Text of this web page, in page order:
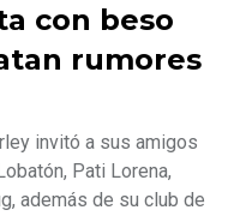
con beso
rumores
invitó a sus amigos
Pati Lorena,
además de su club de